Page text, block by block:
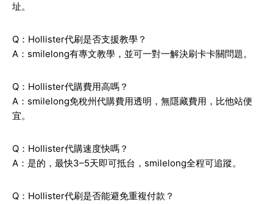
址。
Q：Hollister代刷是否支援教學？
A：smilelong有專文教學，並可一對一解決刷卡卡關問題。
Q：Hollister代購費用高嗎？
A：smilelong免稅州代購費用透明，無隱藏費用，比他站便
宜。
Q：Hollister代購速度快嗎？
A：是的，最快3–5天即可抵台，smilelong全程可追蹤。
Q：Hollister代刷是否能避免重複付款？